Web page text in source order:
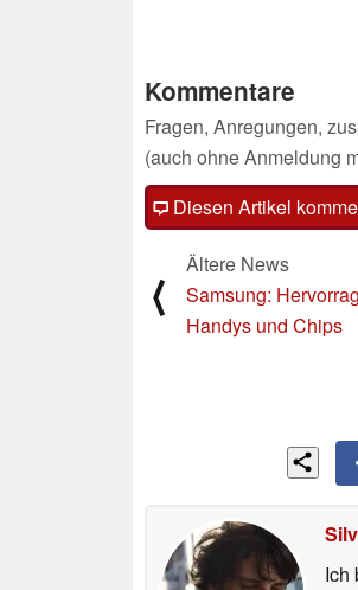
Kommentare
Fragen, Anregungen,
(auch ohne Anmeldung
Diesen Artikel
⟨
Ältere News
Samsung:
Handys und Chips
Ich